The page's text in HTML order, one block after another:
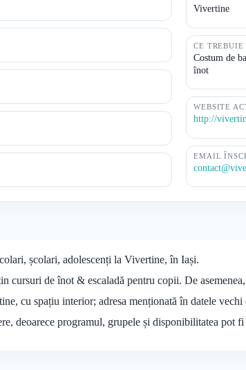
Vivertine
CE
Costum de
înot
WEBSITE
http://
EMAIL
școlari, adolescenți la Vivertine, în Iași.
cursuri de înot & escaladă pentru copii. De
cu spațiu interior; adresa menționată în datele vechi
deoarece programul, grupele și disponibilitatea pot fi